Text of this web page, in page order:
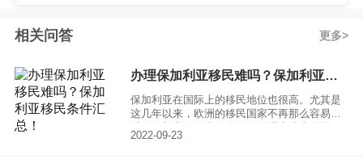
相关问答 更多
办理保加利亚移民难吗？保加利亚移民条件汇总！
保加利亚在国际上的移民地位也很高。尤其是
这几年以来，欧洲的移民国家不再那么容易通
家，就获得了那些想要拥有欧洲身份的移民者
2022-09-23